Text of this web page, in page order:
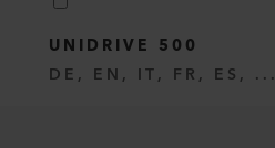
UNIDRIVE 500
DE, EN, IT, FR, ES, ...